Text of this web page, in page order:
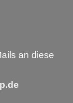
an diese